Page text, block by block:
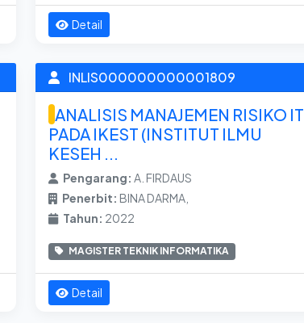
Detail
INLIS000000000001809
ANALISIS MANAJEMEN RISIKO IT
PADA IKEST (INSTITUT ILMU
KESEH ...
Pengarang: A. FIRDAUS
Penerbit: BINA DARMA,
Tahun: 2022
MAGISTER TEKNIK INFORMATIKA
Detail